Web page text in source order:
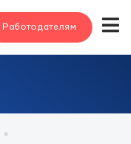
Работодателям